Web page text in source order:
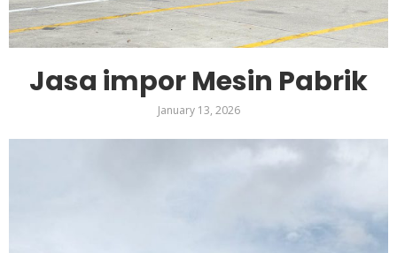
Jasa impor Mesin Pabrik
January 13, 2026